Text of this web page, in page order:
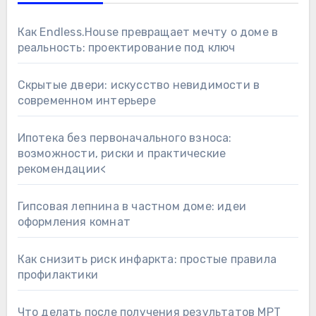
Как Endless.House превращает мечту о доме в
реальность: проектирование под ключ
Скрытые двери: искусство невидимости в
современном интерьере
Ипотека без первоначального взноса:
возможности, риски и практические
рекомендации<
Гипсовая лепнина в частном доме: идеи
оформления комнат
Как снизить риск инфаркта: простые правила
профилактики
Что делать после получения результатов МРТ